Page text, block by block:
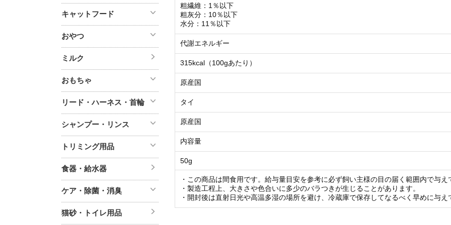
粗繊維：1％以下
粗灰分：10％以下
水分：11％以下
代謝エネルギー
315kcal（100gあたり）
原産国
タイ
原産国
内容量
50g
・この商品は間食用です。給与量目安を参考に必ず飼い主様の目の届く範囲内で与え
・製造工程上、大きさや色合いに多少のバラつきが生じることがあります。
・開封後は直射日光や高温多湿の場所を避け、冷蔵庫で保存してなるべく早めに与え
キャットフード
おやつ
ミルク
おもちゃ
リード・ハーネス・首輪
シャンプー・リンス
トリミング用品
食器・給水器
ケア・除菌・消臭
猫砂・トイレ用品